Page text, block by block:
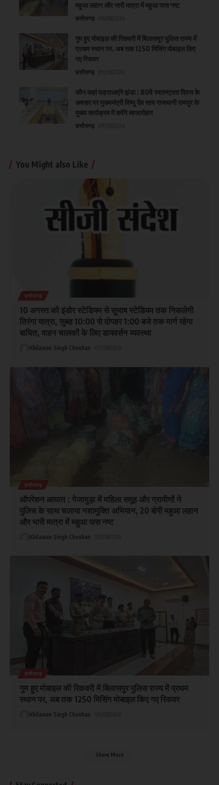
महुआ लहान और भारी मात्रा में महुआ पास नष्ट
छत्तीसगढ़
गुम हुए मोबाइल की रिकवरी में बिलासपुर पुलिस राज्य में
प्रथम स्थान पर, अब तक 1250 मिसिंग मोबाइल किए
गए रिकवर
छत्तीसगढ़
कौन कहां फहराआएंगे झंडा : 80वें स्वतन्त्रता दिवस के
अवसर पर मुख्यमंत्री विष्णु देव साय राजधानी रायपुर के
मुख्य कार्यक्रम में करेंगे ध्वजारोहण
छत्तीसगढ़
You Might also Like
छत्तीसगढ़
10 अगस्त को इंडोर स्टेडियम से सुभाष स्टेडियम तक निकलेगी
तिरंगा यात्रा, सुबह 10:00 से दोपहर 1:00 बजे तक मार्ग रहेगा
बाधित, वाहन चालकों के लिए डायवर्सन व्यवस्था
Khilawan Singh Chouhan
छत्तीसगढ़
ऑपरेशन आघात : गेजामुड़ा में महिला समूह और ग्रामीणों ने
पुलिस के साथ चलाया नशामुक्ति अभियान, 20 बोरी महुआ लहान
और भारी मात्रा में महुआ पास नष्ट
Khilawan Singh Chouhan
छत्तीसगढ़
गुम हुए मोबाइल की रिकवरी में बिलासपुर पुलिस राज्य में प्रथम
स्थान पर, अब तक 1250 मिसिंग मोबाइल किए गए रिकवर
Khilawan Singh Chouhan
Show More